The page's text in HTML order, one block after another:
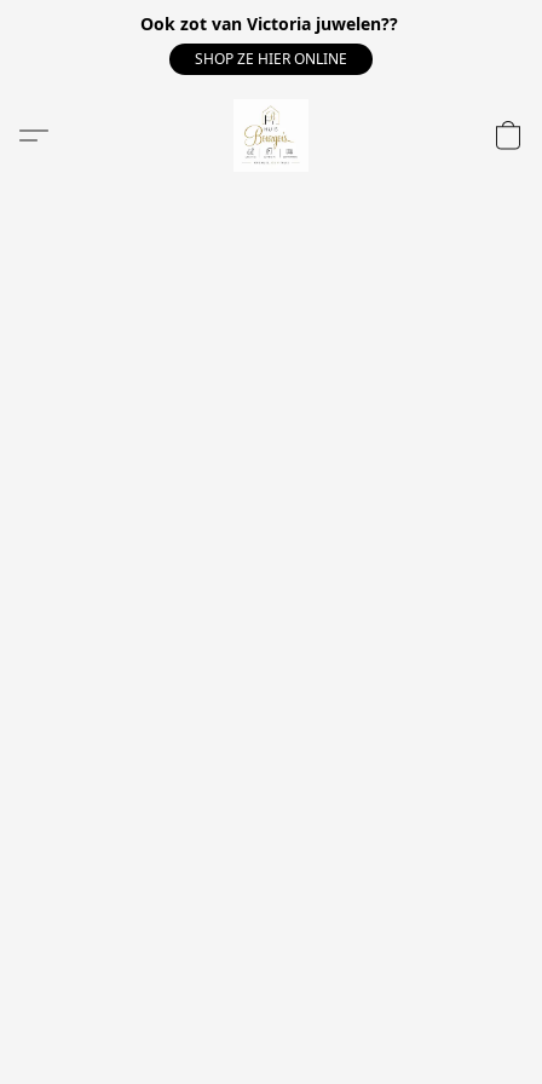
Ook zot van Victoria juwelen??
SHOP ZE HIER ONLINE